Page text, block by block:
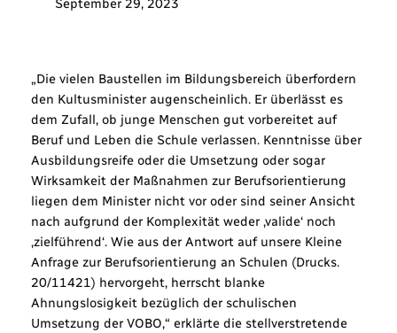
„Die vielen Baustellen im Bildungsbereich überfordern
den Kultusminister augenscheinlich. Er überlässt es
dem Zufall, ob junge Menschen gut vorbereitet auf
Beruf und Leben die Schule verlassen. Kenntnisse über
Ausbildungsreife oder die Umsetzung oder sogar
Wirksamkeit der Maßnahmen zur Berufsorientierung
liegen dem Minister nicht vor oder sind seiner Ansicht
nach aufgrund der Komplexität weder ‚valide‘ noch
‚zielführend‘. Wie aus der Antwort auf unsere Kleine
Anfrage zur Berufsorientierung an Schulen (Drucks.
20/11421) hervorgeht, herrscht blanke
Ahnungslosigkeit bezüglich der schulischen
Umsetzung der VOBO,“ erklärte die stellverstretende